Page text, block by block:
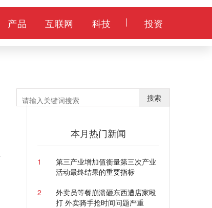
产品 互联网 科技 投资
搜索
本月热门新闻
1
第三产业增加值衡量第三次产业
活动最终结果的重要指标
2
外卖员等餐崩溃砸东西遭店家殴
打 外卖骑手抢时间问题严重